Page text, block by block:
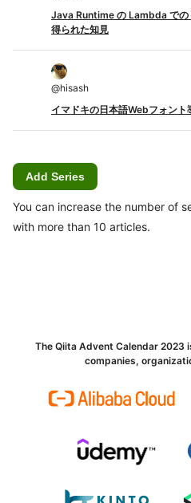
Java Runtime の Lambda での
得られた知見
@hisash
イマドキの日本語Webフォント
Add Series
You can increase the number of
with more than 10 articles.
The Qiita Advent Calendar
companies,